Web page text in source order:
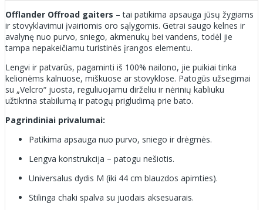
Offlander Offroad gaiters – tai patikima apsauga jūsų žygiams
ir stovyklavimui įvairiomis oro sąlygomis. Getrai saugo kelnes ir
avalynę nuo purvo, sniego, akmenukų bei vandens, todėl jie
tampa nepakeičiamu turistinės įrangos elementu.
Lengvi ir patvarūs, pagaminti iš 100% nailono, jie puikiai tinka
kelionėms kalnuose, miškuose ar stovyklose. Patogūs užsegimai
su „Velcro“ juosta, reguliuojamu dirželiu ir nėrinių kabliuku
užtikrina stabilumą ir patogų prigludimą prie bato.
Pagrindiniai privalumai:
Patikima apsauga nuo purvo, sniego ir drėgmės.
Lengva konstrukcija – patogu nešiotis.
Universalus dydis M (iki 44 cm blauzdos apimties).
Stilinga chaki spalva su juodais aksesuarais.